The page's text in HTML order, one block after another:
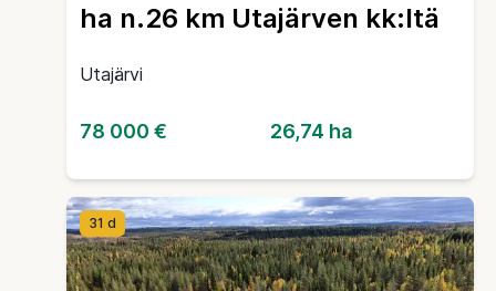
ha n.26 km Utajärven kk:ltä
Utajärvi
78 000 € 26,74 ha
31 d